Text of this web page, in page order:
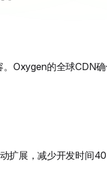
Oxygen的全球CDN
展，减少开发时间